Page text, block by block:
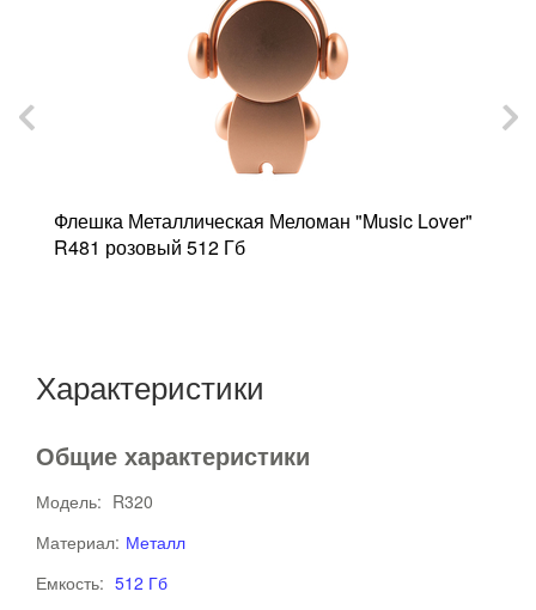
Флешка Металлическая Меломан "Music Lover"
R481 розовый 512 Гб
Характеристики
Общие характеристики
Модель: R320
Материал: Металл
Емкость: 512 Гб